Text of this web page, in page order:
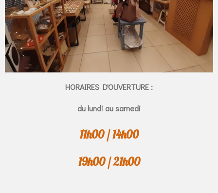
HORAIRES D'OUVERTURE :
du lundi au samedi
11h00 / 14h00
19h00 / 21h00